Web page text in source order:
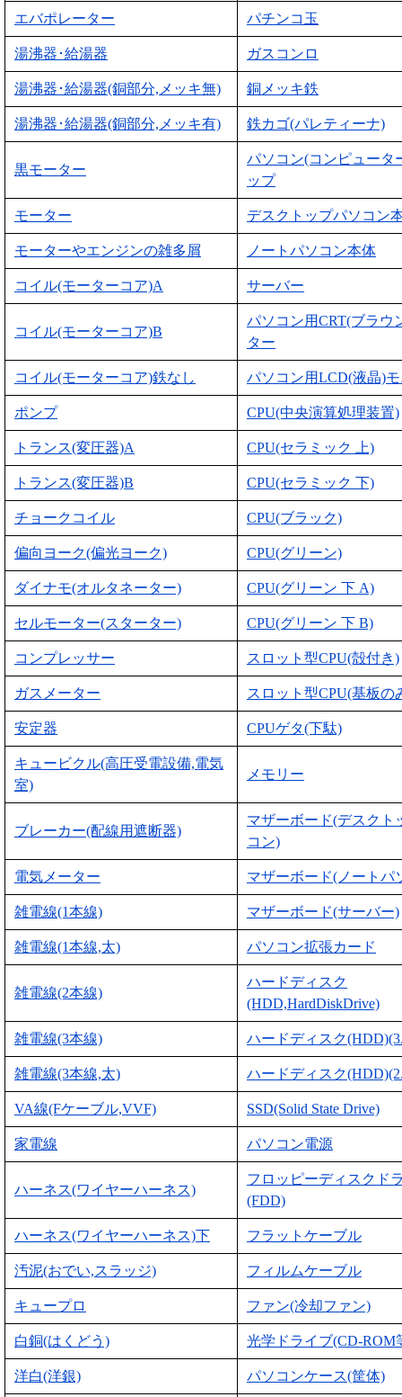
エバポレーター パチンコ玉
湯沸器･給湯器 ガスコンロ
湯沸器･給湯器(銅部分,メッキ無) 銅メッキ鉄
湯沸器･給湯器(銅部分,メッキ有) 鉄カゴ(パレティーナ)
黒モーター
パソコン(コンピュータ
ップ
モーター デスクトップパソコン
モーターやエンジンの雑多屑 ノートパソコン本体
コイル(モーターコア)A サーバー
コイル(モーターコア)B
パソコン用CRT(ブラウ
ター
コイル(モーターコア)鉄なし パソコン用LCD(液晶)
ポンプ CPU(中央演算処理装置)
トランス(変圧器)A CPU(セラミック 上)
トランス(変圧器)B CPU(セラミック 下)
チョークコイル CPU(ブラック)
偏向ヨーク(偏光ヨーク) CPU(グリーン)
ダイナモ(オルタネーター) CPU(グリーン 下 A)
セルモーター(スターター) CPU(グリーン 下 B)
コンプレッサー スロット型CPU(殻付き)
ガスメーター スロット型CPU(基板の
安定器 CPUゲタ(下駄)
キュービクル(高圧受電設備,電気
室)
メモリー
ブレーカー(配線用遮断器)
マザーボード(デスクト
コン)
電気メーター マザーボード(ノートパ
雑電線(1本線) マザーボード(サーバー)
雑電線(1本線,太) パソコン拡張カード
雑電線(2本線)
ハードディスク
(HDD,HardDiskDrive)
雑電線(3本線) ハードディスク
雑電線(3本線,太) ハードディスク
VA線(Fケーブル,VVF) SSD(Solid State Drive)
家電線 パソコン電源
ハーネス(ワイヤーハーネス)
フロッピーディスクド
(FDD)
ハーネス(ワイヤーハーネス)下 フラットケーブル
汚泥(おでい,スラッジ) フィルムケーブル
キュープロ ファン(冷却ファン)
白銅(はくどう) 光学ドライブ(CD-ROM
洋白(洋銀) パソコンケース(筐体)